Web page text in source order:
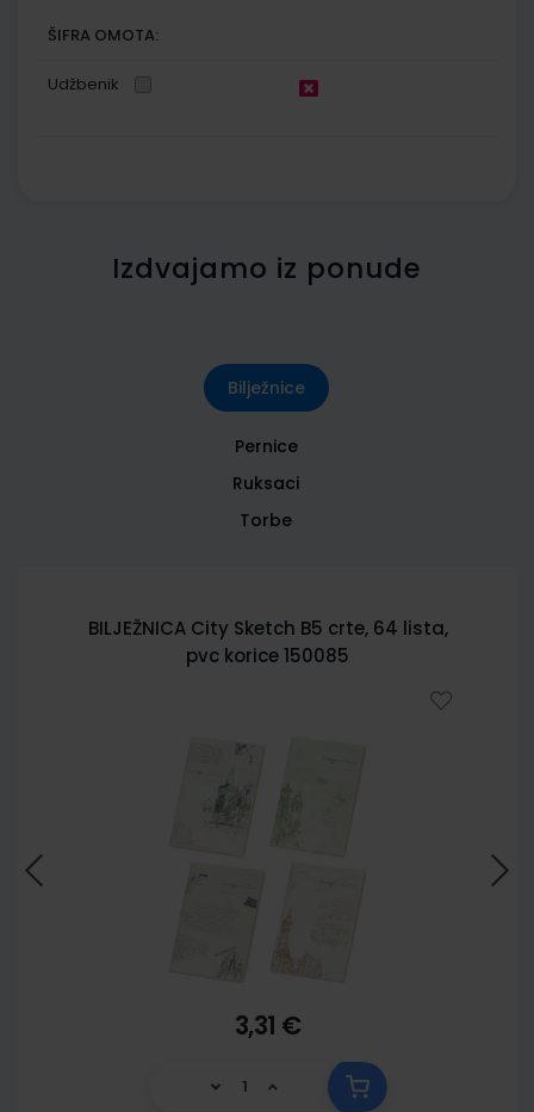
ŠIFRA OMOTA:
Udžbenik
Izdvajamo iz ponude
Bilježnice
Pernice
Ruksaci
Torbe
BILJEŽNICA City Sketch B5 crte, 64 lista,
pvc korice 150085
3,31 €